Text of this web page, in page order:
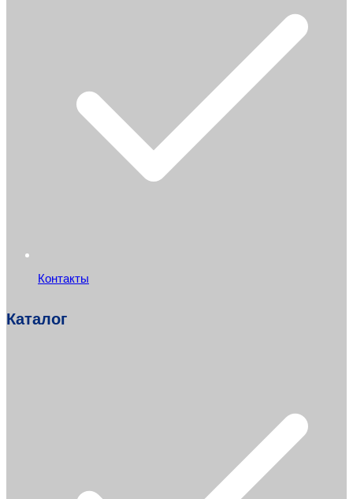
Контакты
Каталог